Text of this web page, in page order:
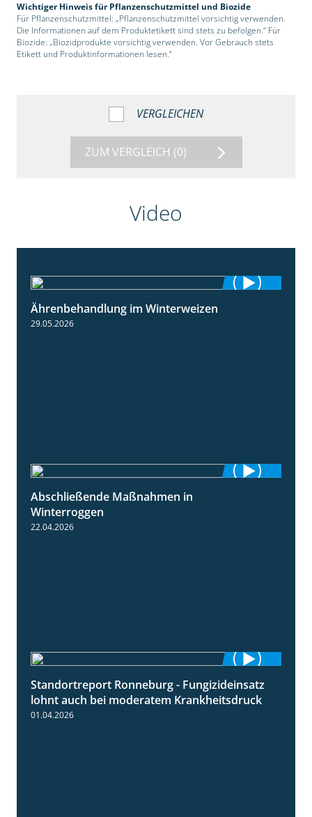
Wichtiger Hinweis für Pflanzenschutzmittel und Biozide
Für Pflanzenschutzmittel: „Pflanzenschutzmittel vorsichtig verwenden.
Die Informationen auf dem Produktetikett sind stets zu befolgen.“ Für
Biozide: „Biozidprodukte vorsichtig verwenden. Vor Gebrauch stets
Etikett und Produktinformationen lesen.“
VERGLEICHEN
ZUM VERGLEICH (0)
Video
Ährenbehandlung im Winterweizen
29.05.2026
Abschließende Maßnahmen in
Winterroggen
22.04.2026
5:04
Standortreport Ronneburg - Fungizideinsatz
lohnt auch bei moderatem Krankheitsdruck
01.04.2026